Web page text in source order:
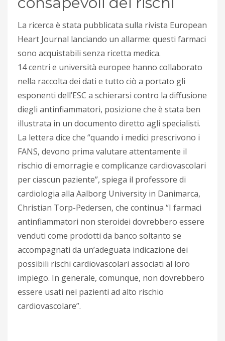
La ricerca è stata pubblicata sulla rivista European
Heart Journal lanciando un allarme: questi farmaci
sono acquistabili senza ricetta medica.
14 centri e università europee hanno collaborato
nella raccolta dei dati e tutto ciò a portato gli
esponenti dell’ESC a schierarsi contro la diffusione
diegli antinfiammatori, posizione che è stata ben
illustrata in un documento diretto agli specialisti.
La lettera dice che “quando i medici prescrivono i
FANS, devono prima valutare attentamente il
rischio di emorragie e complicanze cardiovascolari
per ciascun paziente”, spiega il professore di
cardiologia alla Aalborg University in Danimarca,
Christian Torp-Pedersen, che continua “I farmaci
antinfiammatori non steroidei dovrebbero essere
venduti come prodotti da banco soltanto se
accompagnati da un’adeguata indicazione dei
possibili rischi cardiovascolari associati al loro
impiego. In generale, comunque, non dovrebbero
essere usati nei pazienti ad alto rischio
cardiovascolare”.